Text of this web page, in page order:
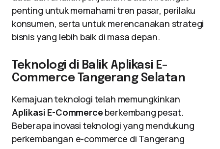
penting untuk memahami tren pasar, perilaku
konsumen, serta untuk merencanakan strategi
bisnis yang lebih baik di masa depan.
Teknologi di Balik Aplikasi E-
Commerce Tangerang Selatan
Kemajuan teknologi telah memungkinkan
Aplikasi E-Commerce berkembang pesat.
Beberapa inovasi teknologi yang mendukung
perkembangan e-commerce di Tangerang